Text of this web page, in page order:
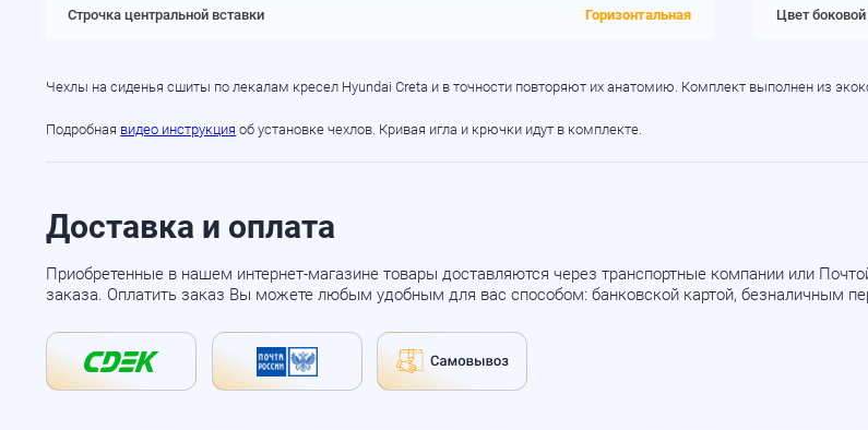
Строчка центральной вставки Горизонтальная Цвет боковой
Чехлы на сиденья сшиты по лекалам кресел Hyundai Creta и в точности повторяют их анатомию. Комплект выполнен из
Подробная видео инструкция об установке чехлов. Кривая игла и крючки идут в комплекте.
Доставка и оплата
Приобретенные в нашем интернет-магазине товары доставляются через транспортные компании или
заказа. Оплатить заказ Вы можете любым удобным для вас способом: банковской картой, безналичным